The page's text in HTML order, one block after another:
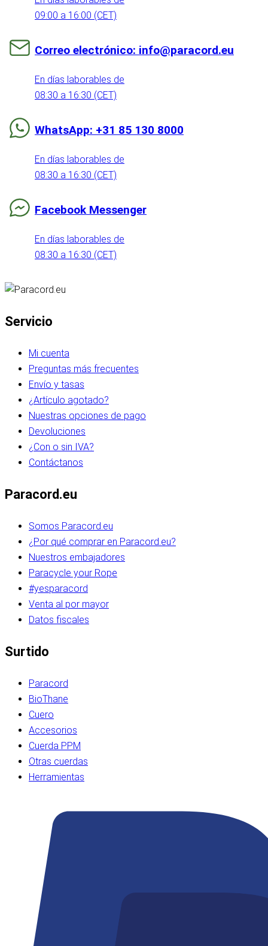
09:00 a 16:00 (CET)
Correo electrónico: info@paracord.eu
En días laborables de
08:30 a 16:30 (CET)
WhatsApp: +31 85 130 8000
En días laborables de
08:30 a 16:30 (CET)
Facebook Messenger
En días laborables de
08:30 a 16:30 (CET)
Servicio
Mi cuenta
Preguntas más frecuentes
Envío y tasas
¿Artículo agotado?
Nuestras opciones de pago
Devoluciones
¿Con o sin IVA?
Contáctanos
Paracord.eu
Somos Paracord.eu
¿Por qué comprar en Paracord.eu?
Nuestros embajadores
Paracycle your Rope
#yesparacord
Venta al por mayor
Datos fiscales
Surtido
Paracord
BioThane
Cuero
Accesorios
Cuerda PPM
Otras cuerdas
Herramientas